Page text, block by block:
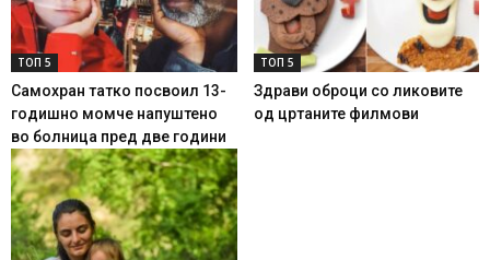
ТОП 5
Самохран татко посвоил 13-
годишно момче напуштено
во болница пред две години
ТОП 5
Здрави оброци со ликовите
од цртаните филмови